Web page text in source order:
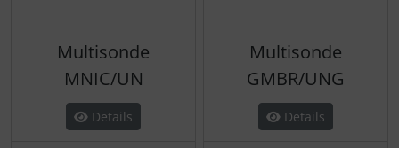
Multisonde
MNIC/UN
Details
Multisonde
GMBR/UNG
Details